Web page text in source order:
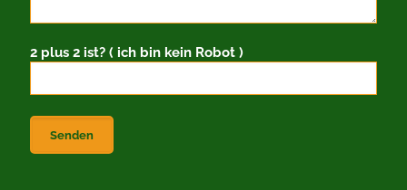
2 plus 2 ist? ( ich bin kein Robot )